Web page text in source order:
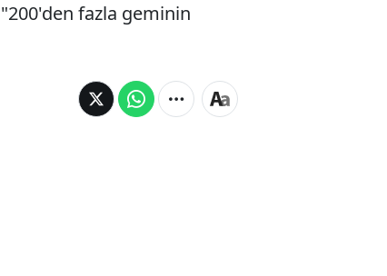
fazla geminin